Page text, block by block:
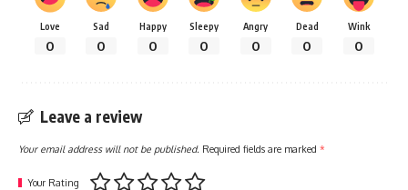
Love
0
Sad
0
Happy
0
Sleepy
0
Angry
0
Dead
0
Wink
0
Leave a review
Your email address will not be published. Required fields are marked *
Your Rating